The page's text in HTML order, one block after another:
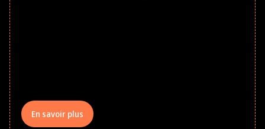
En savoir plus